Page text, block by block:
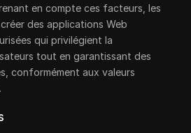
en compte ces facteurs, les
des applications Web
qui privilégient la
tout en garantissant des
conformément aux valeurs